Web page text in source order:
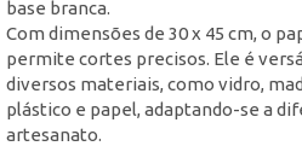
base branca.
Com dimensões de 30 x 45 cm, o
permite cortes precisos. Ele é
diversos materiais, como vidro,
plástico e papel, adaptando-se a
artesanato.